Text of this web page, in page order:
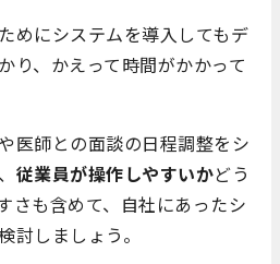
めにシステムを導入してもデ
り、かえって時間がかかって
医師との面談の日程調整をシ
従業員が操作しやすいかどう
さも含めて、自社にあったシ
討しましょう。